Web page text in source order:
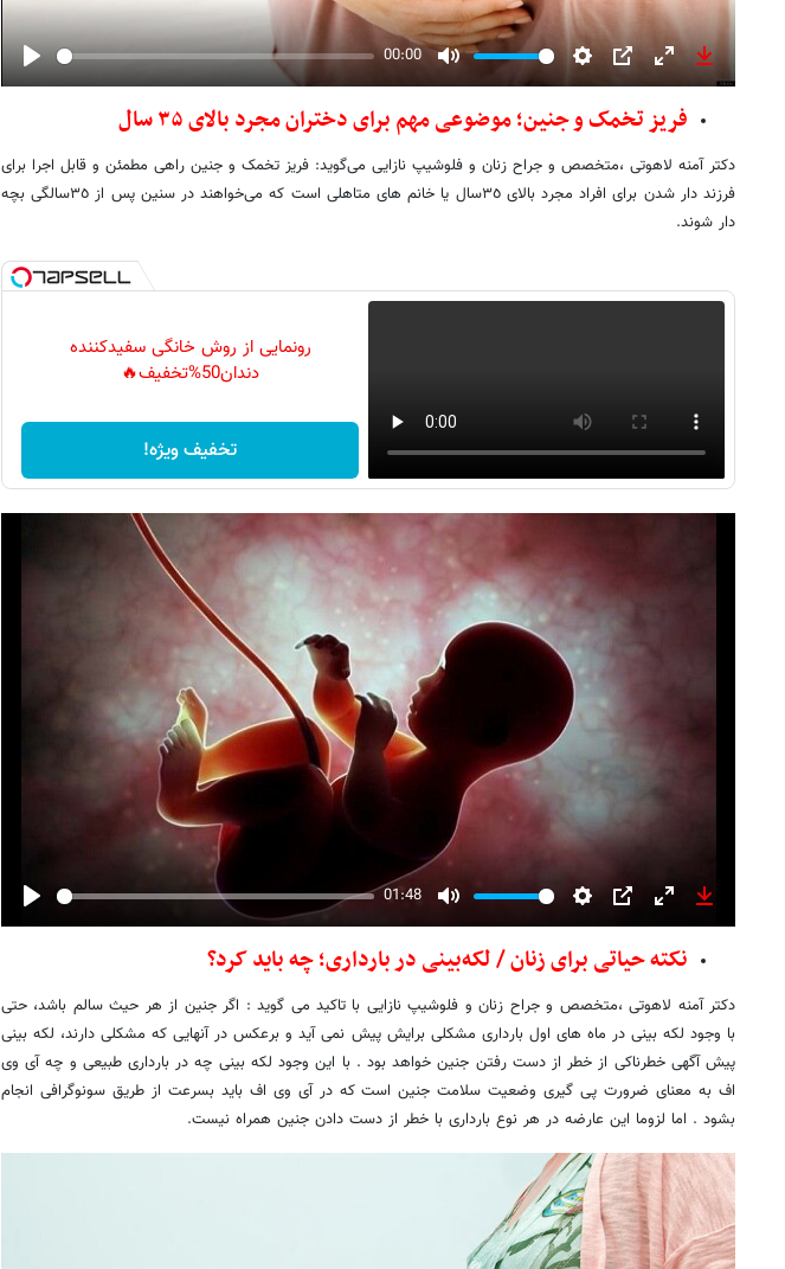
Play
00:00
Mute
Settings
PIP
Enter
fullscreen
Download
فریز تخمک و جنین؛ موضوعی مهم برای دختران مجرد بالای ٣۵ سال
دکتر آمنه لاهوتی ،متخصص و جراح زنان و فلوشیپ نازایی می‌گوید: فریز تخمک و جنین راهی مطمئن و قابل اجرا برای
فرزند دار شدن برای افراد مجرد بالای ٣٥سال یا خانم های متاهلی است که می‌خواهند در سنین پس از ٣٥سالگی بچه
دار شوند.
رونمایی از روش خانگی سفیدکننده
دندان50%تخفیف🔥
تخفیف ویژه!
01:48
نکته حیاتی برای زنان / لکه‌‎بینی در بارداری؛ چه باید کرد؟
دکتر آمنه لاهوتی ،متخصص و جراح زنان و فلوشیپ نازایی با تاکید می گوید : اگر جنین از هر حیث سالم باشد، حتی
با وجود لکه بینی در ماه های اول بارداری مشکلی برایش پیش نمی آید و برعکس در آنهایی که مشکلی دارند، لکه بینی
پیش آگهی خطرناکی از خطر از دست رفتن جنین خواهد بود . با این وجود لکه بینی چه در بارداری طبیعی و چه آی وی
اف به معنای ضرورت پی گیری وضعیت سلامت جنین است که در آی وی اف باید بسرعت از طریق سونوگرافی انجام
بشود . اما لزوما این عارضه در هر نوع بارداری با خطر از دست دادن جنین همراه نیست.